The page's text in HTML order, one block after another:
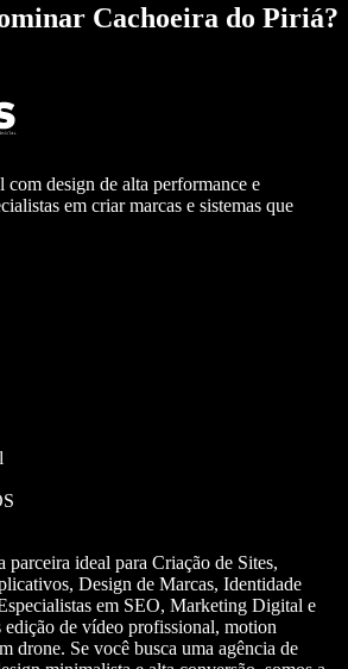
Cachoeira do Piriá?
design de alta performance e
em criar marcas e sistemas que
parceira ideal para Criação de Sites,
Design de Marcas, Identidade
em SEO, Marketing Digital e
edição de vídeo profissional, motion
drone. Se você busca uma agência de